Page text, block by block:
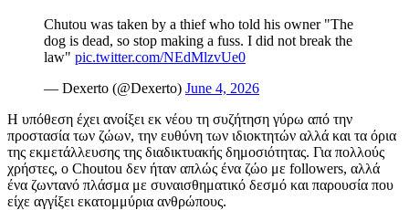
Chutou was taken by a thief who told his owner "The
dog is dead, so stop making a fuss. I did not break the
law" pic.twitter.com/NEdMlzvUe0
— Dexerto (@Dexerto) June 4, 2026
Η υπόθεση έχει ανοίξει εκ νέου τη συζήτηση γύρω από την
προστασία των ζώων, την ευθύνη των ιδιοκτητών αλλά και τα όρια
της εκμετάλλευσης της διαδικτυακής δημοσιότητας. Για πολλούς
χρήστες, ο Choutou δεν ήταν απλώς ένα ζώο με followers, αλλά
ένα ζωντανό πλάσμα με συναισθηματικό δεσμό και παρουσία που
είχε αγγίξει εκατομμύρια ανθρώπους.